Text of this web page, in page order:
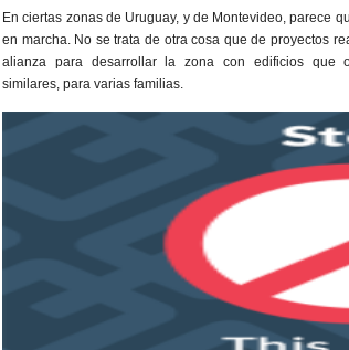
En ciertas zonas de Uruguay, y de Montevideo, parece
en marcha. No se trata de otra cosa que de proyectos
alianza para desarrollar la zona con edificios que
similares, para varias familias.